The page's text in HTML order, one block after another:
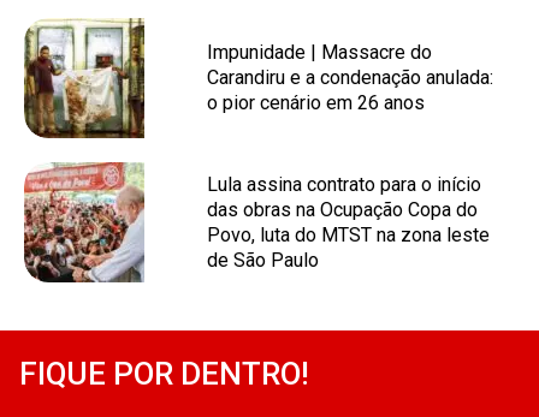
Impunidade | Massacre do
Carandiru e a condenação anulada:
o pior cenário em 26 anos
Lula assina contrato para o início
das obras na Ocupação Copa do
Povo, luta do MTST na zona leste
de São Paulo
FIQUE POR DENTRO!